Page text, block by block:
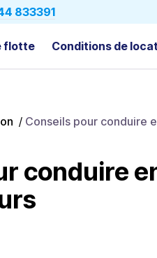
833391
flotte Conditions de
/ Conseils pour conduire
conduire